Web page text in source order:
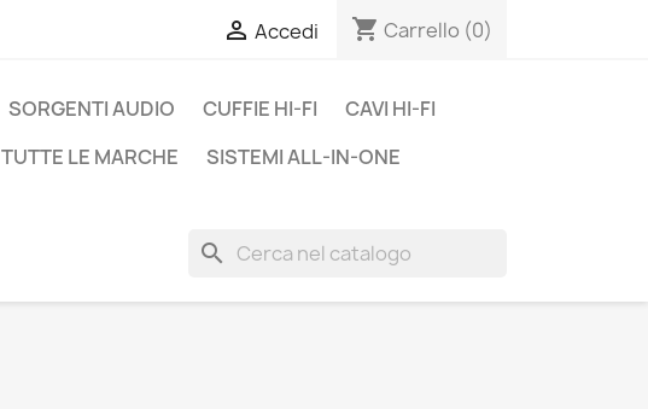
 Accedi shopping_cart Carrello (0)
SORGENTI AUDIO CUFFIE HI-FI
CAVI HI-FI
TUTTE LE MARCHE
SISTEMI ALL-IN-ONE
search